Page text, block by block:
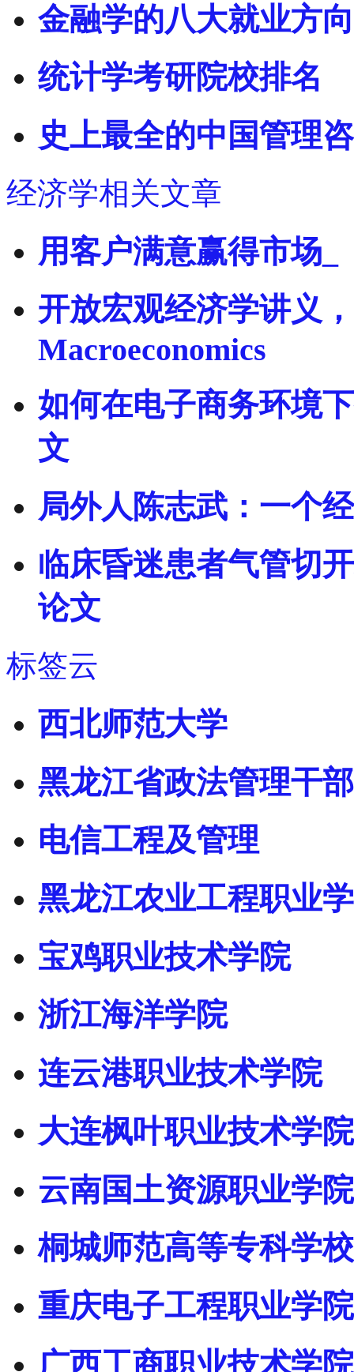
金融学的八大就业方
统计学考研院校排名
史上最全的中国管理
经济学相关文章
用客户满意赢得市场_
开放宏观经济学讲义
Macroeconomics
如何在电子商务环境
文
局外人陈志武：一个
临床昏迷患者气管切
论文
标签云
西北师范大学
黑龙江省政法管理干
电信工程及管理
黑龙江农业工程职业
宝鸡职业技术学院
浙江海洋学院
连云港职业技术学院
大连枫叶职业技术学院
云南国土资源职业学院
桐城师范高等专科学校
重庆电子工程职业学院
广西工商职业技术学院